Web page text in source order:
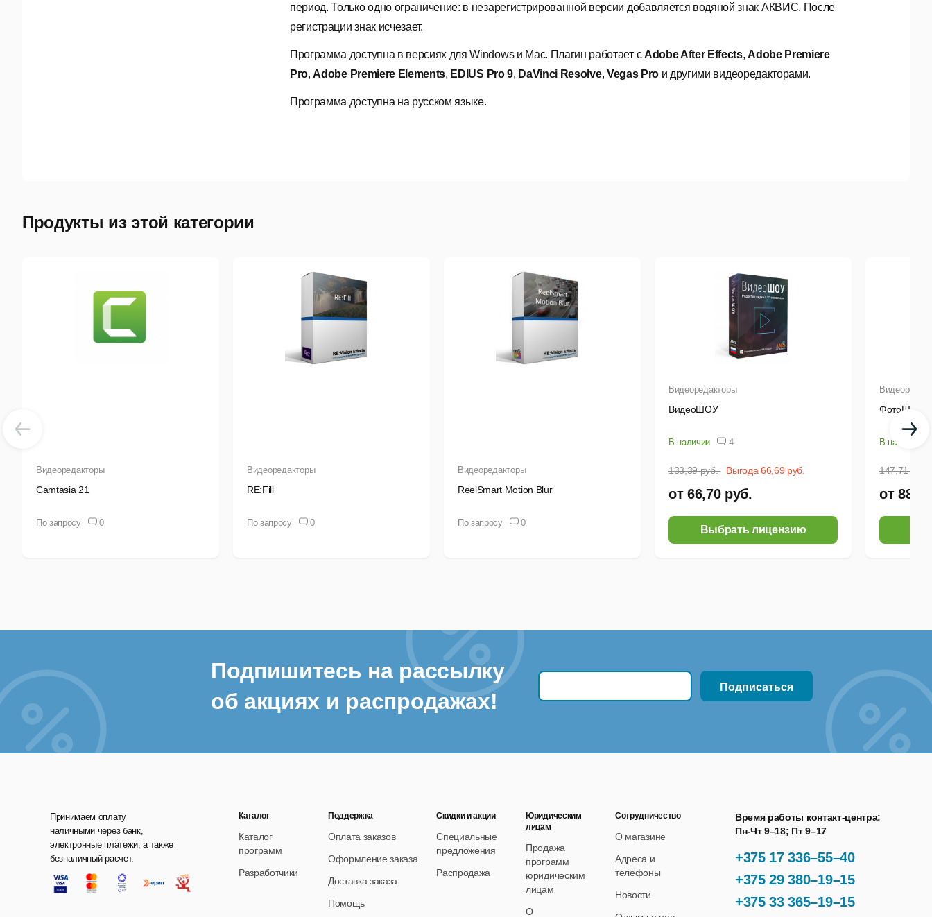
период. Только одно ограничение: в незарегистрированной версии добавляется водяной знак АКВИС. После
регистрации знак исчезает.
Программа доступна в версиях для Windows и Mac. Плагин работает с Adobe After Effects, Adobe Premiere
Pro, Adobe Premiere Elements, EDIUS Pro 9, DaVinci Resolve, Vegas Pro и другими видеоредакторами.
Программа доступна на русском языке.
Продукты из этой категории
Видеоредакторы
Camtasia 21
По запросу 0
Видеоредакторы
RE:Fill
По запросу 0
Видеоредакторы
ReelSmart Motion Blur
По запросу 0
Видеоредакторы
ВидеоШОУ
В наличии 4
133,39 руб. Выгода 66,69 руб.
от 66,70 руб.
Выбрать лицензию
ФотоШОУ
В наличии
147,71 руб.
от
Подпишитесь на рассылку
об акциях и распродажах!
Принимаем оплату
наличными через банк,
электронные платежи, а также
безналичный расчет.
+375 17 336–55–40
+375 29 380–19–15
+375 33 365–19–15
Время работы контакт-центра:
Пн-Чт 9–18; Пт 9–17
Каталог
Каталог
программ
Разработчики
Поддержка
Оплата заказов
Оформление заказа
Доставка заказа
Помощь
Скидки и акции
Специальные
предложения
Распродажа
Юридическим
лицам
Продажа
программ
юридическим
лицам
О
Сотрудничество
О магазине
Адреса и
телефоны
Новости